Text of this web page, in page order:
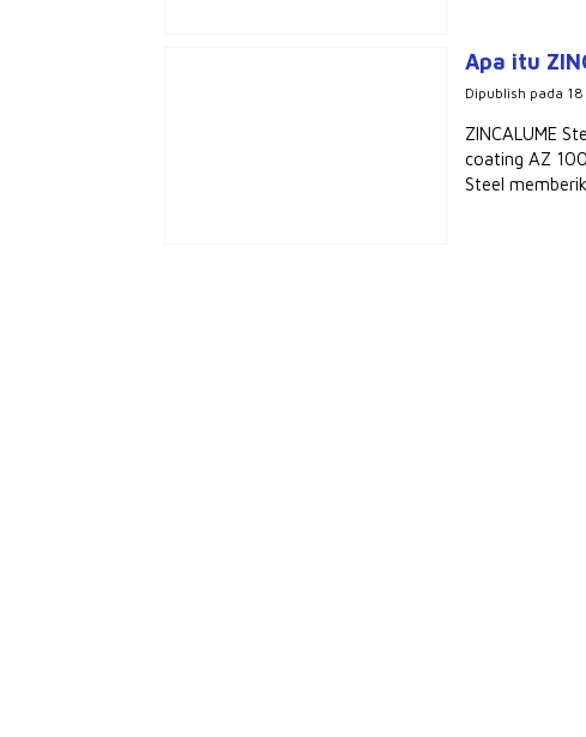
Apa itu
Dipublish pada
ZINCALUME
coating AZ
Steel